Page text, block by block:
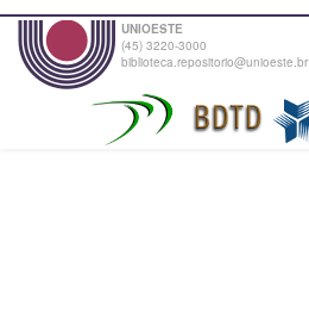
UNIOESTE
(45) 3220-3000
biblioteca.repositorio@unioeste.br